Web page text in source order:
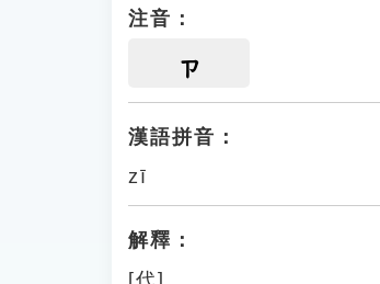
注音：
ㄗ
漢語拼音：
zī
解釋：
[代]